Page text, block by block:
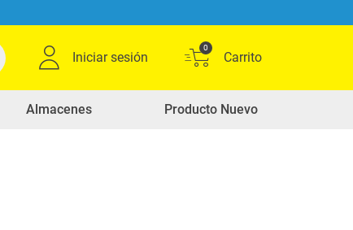
Iniciar sesión
0
Almacenes Producto Nuevo